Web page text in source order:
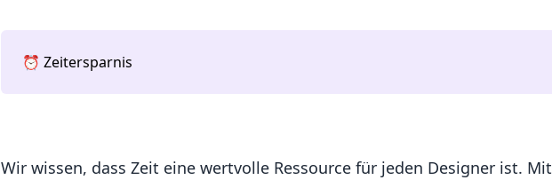
⏰ Zeitersparnis
Wir wissen, dass Zeit eine wertvolle Ressource für jeden Designer ist. Mit